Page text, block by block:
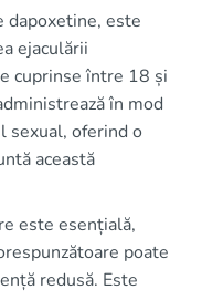
dapoxetine, este
ejaculării
cuprinse între 18 și
în mod
sexual, oferind o
această
este esențială,
poate
redusă. Este